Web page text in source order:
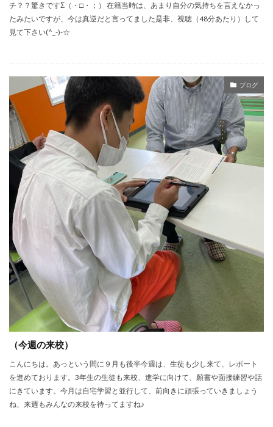
チ？？驚きですΣ（・□・；） 在籍当時は、あまり自分の気持ちを言えなかっ
たみたいですが、今は真逆だと言ってました是非、視聴（48分あたり）して
見て下さい(^_-)-☆
ブログ
（今週の来校）
こんにちは。あっという間に９月も後半今週は、生徒も少し来て、レポート
を進めております。3年生の生徒も来校、進学に向けて、願書や面接練習や話
にきています。今月は自宅学習と並行して、前向きに頑張っていきましょう
ね、来週もみんなの来校を待ってますね♪